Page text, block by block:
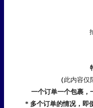
（此内容仅
一个订单一个包裹，
* 多个订单的情况，即